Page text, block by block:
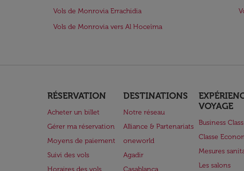
Vols de Monrovia Errachidia
Vols de Monrovia vers Al Hoceïma
RÉSERVATION
Acheter un billet
Gérer ma réservation
Moyens de paiement
Suivi des vols
Horaires des vols
DESTINATIONS
Notre réseau
Alliance & Partenariats
oneworld
Agadir
Casablanca
VOYAGE
Business Class
Classe
Mesures
Les salons